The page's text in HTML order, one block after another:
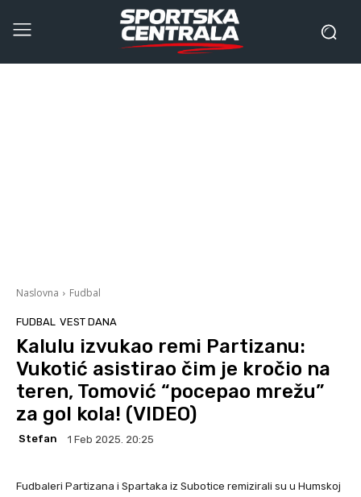
Naslovna Fudbal
FUDBAL VEST DANA
Kalulu izvukao remi Partizanu:
Vukotić asistirao čim je kročio na
teren, Tomović “pocepao mrežu”
za gol kola! (VIDEO)
Stefan 1 Feb 2025. 20:25
Fudbaleri Partizana i Spartaka iz Subotice remizirali su u Humskoj